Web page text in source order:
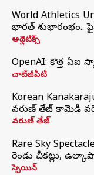
World Athletics
భారత్‌ శుభారంభం..
అథ్లెటిక్స్
OpenAI: కొత్త ఏఐ
చాట్‌జీపీటీ
Korean
వరుణ్ తేజ్ కామెడీ
వరుణ్ తేజ్
Rare Sky
రెండు చీకట్లు,
స్పెయిన్